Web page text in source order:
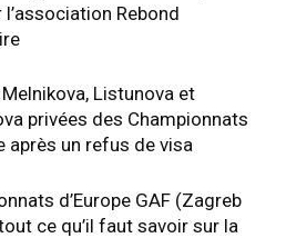
Rebond
Melnikova, Listunova et
privées des Championnats
après un refus de visa
d’Europe GAF (Zagreb
ce qu’il faut savoir sur la